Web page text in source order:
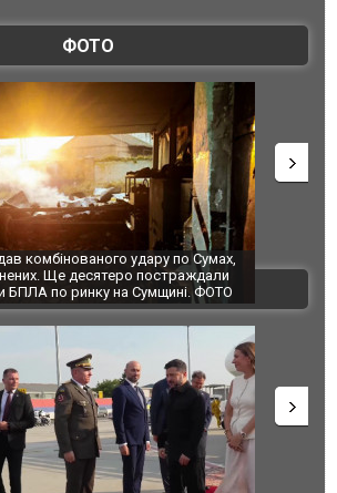
ФОТО
комбінованого удару по Сумах,
Ще десятеро постраждали
БПЛА по ринку на Сумщині. ФОТО
За 2000
склад
ВІДЕО